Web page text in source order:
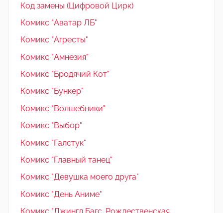
Код замены (Цифровой Цирк)
Комикс "Аватар ЛБ"
Комикс "Агресты"
Комикс "Амнезия"
Комикс "Бродячий Кот"
Комикс "Бункер"
Комикс "Волшебники"
Комикс "Выбор"
Комикс "Галстук"
Комикс "Главный танец"
Комикс "Девушка моего друга"
Комикс "День Аниме"